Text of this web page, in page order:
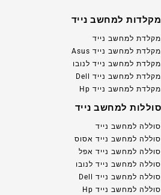
מקלדות למחשב נייד
מקלדת למחשב נייד
מקלדת למחשב נייד Asus
מקלדת למחשב נייד לנובו
מקלדת למחשב נייד Dell
מקלדת למחשב נייד Hp
סוללות למחשב נייד
סוללה למחשב נייד
סוללה למחשב נייד אסוס
סוללה למחשב נייד אפל
סוללה למחשב נייד לנובו
סוללה למחשב נייד Dell
סוללה למחשב נייד Hp